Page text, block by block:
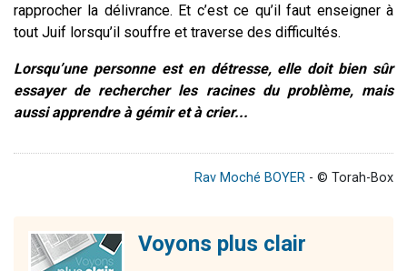
rapprocher la délivrance. Et c’est ce qu’il faut enseigner à
tout Juif lorsqu’il souffre et traverse des difficultés.
Lorsqu’une personne est en détresse, elle doit bien sûr
essayer de rechercher les racines du problème, mais
aussi apprendre à gémir et à crier...
Rav Moché BOYER - © Torah-Box
Voyons plus clair